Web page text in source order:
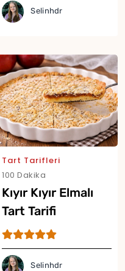
Selinhdr
Tart Tarifleri
100 Dakika
Kıyır Kıyır Elmalı
Tart Tarifi
Selinhdr